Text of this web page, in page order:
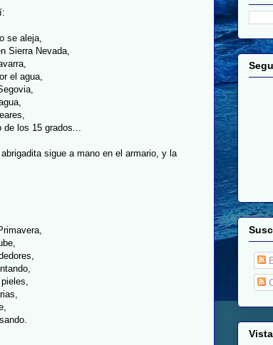
se aleja,
Sierra Nevada,
el agua,
de los 15 grados...
sigue a mano en el armario, y la